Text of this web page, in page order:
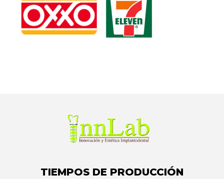
TIEMPOS DE PRODUCCIÓN